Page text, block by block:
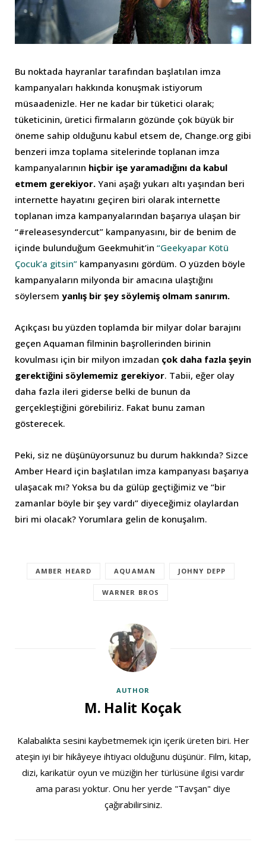
Bu noktada hayranlar tarafından başlatılan imza
kampanyaları hakkında konuşmak istiyorum
müsaadenizle. Her ne kadar bir tüketici olarak;
tüketicinin, üretici firmaların gözünde çok büyük bir
öneme sahip olduğunu kabul etsem de, Change.org gibi
benzeri imza toplama sitelerinde toplanan imza
kampanyalarının hiçbir işe yaramadığını da kabul
etmem gerekiyor. Yani aşağı yukarı altı yaşından beri
internette hayatını geçiren biri olarak internette
toplanan imza kampanyalarından başarıya ulaşan bir
“#releasesyndercut” kampanyasını, bir de benim de
içinde bulunduğum Geekmuhit’in “Geekyapar Kötü
Çocuk’a gitsin” kampanyasını gördüm. O yüzden böyle
kampanyaların milyonda bir amacına ulaştığını
söylersem yanlış bir şey söylemiş olmam sanırım.
Açıkçası bu yüzden toplamda bir milyar dolar barajını
geçen Aquaman filminin başrollerinden birinin
kovulması için bir milyon imzadan çok daha fazla şeyin
gerektiğini söylememiz gerekiyor. Tabii, eğer olay
daha fazla ileri giderse belki de bunun da
gerçekleştiğini görebiliriz. Fakat bunu zaman
gösterecek.
Peki, siz ne düşünüyorsunuz bu durum hakkında? Sizce
Amber Heard için başlatılan imza kampanyası başarıya
ulaşacak mı? Yoksa bu da gülüp geçtiğimiz ve “bir
zamanlar böyle bir şey vardı” diyeceğimiz olaylardan
biri mi olacak? Yorumlara gelin de konuşalım.
AMBER HEARD AQUAMAN JOHNY DEPP
WARNER BROS
AUTHOR
M. Halit Koçak
Kalabalıkta sesini kaybetmemek için içerik üreten biri. Her
ateşin iyi bir hikâyeye ihtiyacı olduğunu düşünür. Film, kitap,
dizi, karikatür oyun ve müziğin her türlüsüne ilgisi vardır
ama parası yoktur. Onu her yerde "Tavşan" diye
çağırabilirsiniz.